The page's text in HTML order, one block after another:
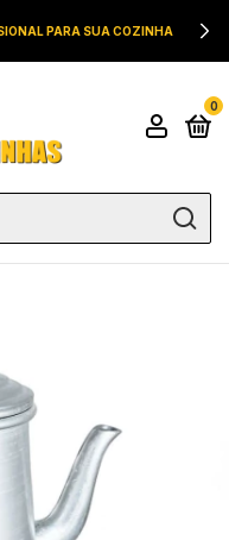
SUA COZINHA
0